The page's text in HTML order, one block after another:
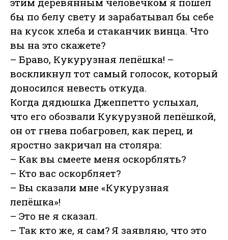
бы по белу свету и зарабатывал бы себе
на кусок хлеба и стаканчик винца. Что
вы на это скажете?
– Браво, Кукурузная лепёшка! –
воскликнул тот самый голосок, который
доносился невесть откуда.
Когда дядюшка Джеппетто услыхал,
что его обозвали Кукурузной лепёшкой,
он от гнева побагровел, как перец, и
яростно закричал на столяра:
– Как вы смеете меня оскорблять?
– Кто вас оскорбляет?
– Вы сказали мне «Кукурузная
лепёшка»!
– Это не я сказал.
– Так кто же, я сам? Я заявляю, что это